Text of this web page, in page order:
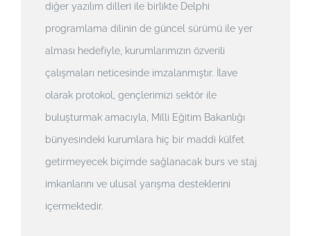
diğer yazılım dilleri ile birlikte Delphi
programlama dilinin de güncel sürümü ile yer
alması hedefiyle, kurumlarımızın özverili
çalışmaları neticesinde imzalanmıştır. İlave
olarak protokol, gençlerimizi sektör ile
buluşturmak amacıyla, Milli Eğitim Bakanlığı
bünyesindeki kurumlara hiç bir maddi külfet
getirmeyecek biçimde sağlanacak burs ve staj
imkanlarını ve ulusal yarışma desteklerini
içermektedir.